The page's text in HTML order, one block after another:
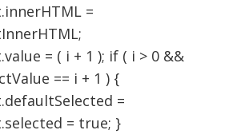
=
= ( i + 1 ); if ( i > 0 &&
== i + 1 ) {
=
= true; }